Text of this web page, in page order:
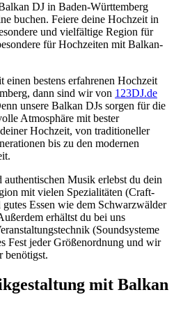
DJ in Baden-Württemberg
buchen. Feiere deine Hochzeit in
und vielfältige Region für
für Hochzeiten mit Balkan-
einen bestens erfahrenen Hochzeit
dann sind wir von 123DJ.de
unsere Balkan DJs sorgen für die
Atmosphäre mit bester
Hochzeit, von traditioneller
bis zu den modernen
authentischen Musik erlebst du dein
mit vielen Spezialitäten (Craft-
Essen wie dem Schwarzwälder
erhältst du bei uns
(Soundsysteme
Fest jeder Größenordnung und wir
benötigst.
mit Balkan